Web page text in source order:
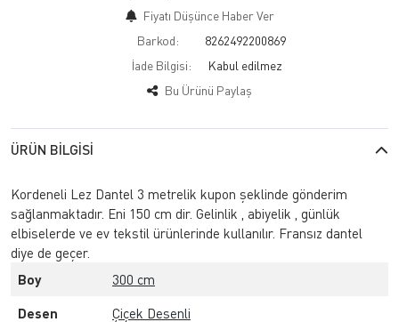
Fiyatı Düşünce Haber Ver
Barkod:
8262492200869
İade Bilgisi:
Bu Ürünü Paylaş
ÜRÜN BILGISI
Kordeneli Lez Dantel 3 metrelik kupon şeklinde gönderim
sağlanmaktadır. Eni 150 cm dir. Gelinlik , abiyelik , günlük
elbiselerde ve ev tekstil ürünlerinde kullanılır. Fransız dantel
diye de geçer.
Boy
300 cm
Desen Çiçek Desenli